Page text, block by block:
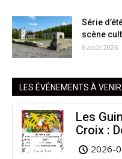
Série
scène
6 août 2026
LES ÉVÉNEMENTS À VENIR
Les
Croix :
2026-